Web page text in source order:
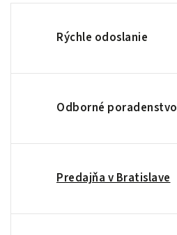
Rýchle odoslanie
Odborné poradenstvo
Predajňa v Bratislave